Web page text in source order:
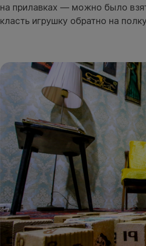
на прилавках — можно было
класть игрушку обратно на